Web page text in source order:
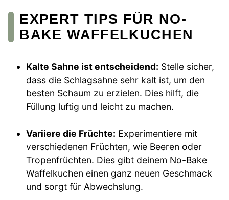
EXPERT TIPS FÜR NO-
BAKE WAFFELKUCHEN
Kalte Sahne ist entscheidend: Stelle sicher,
dass die Schlagsahne sehr kalt ist, um den
besten Schaum zu erzielen. Dies hilft, die
Füllung luftig und leicht zu machen.
Variiere die Früchte: Experimentiere mit
verschiedenen Früchten, wie Beeren oder
Tropenfrüchten. Dies gibt deinem No-Bake
Waffelkuchen einen ganz neuen Geschmack
und sorgt für Abwechslung.